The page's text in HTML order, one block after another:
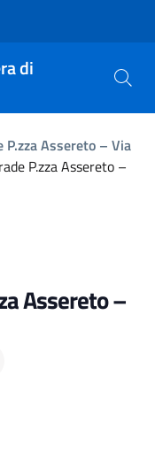
di
Assereto – Via
P.zza Assereto –
Assereto –